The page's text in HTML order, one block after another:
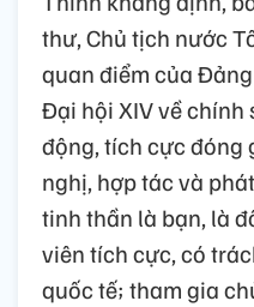
thư, Chủ tịch nước
quan điểm của
Đại hội XIV về chính
động, tích cực đóng
nghị, hợp tác và
tinh thần là bạn, là
viên tích cực, có
quốc tế; tham gia